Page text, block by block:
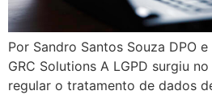
Por Sandro Santos Souza DPO
GRC Solutions A LGPD surgiu
regular o tratamento de dados